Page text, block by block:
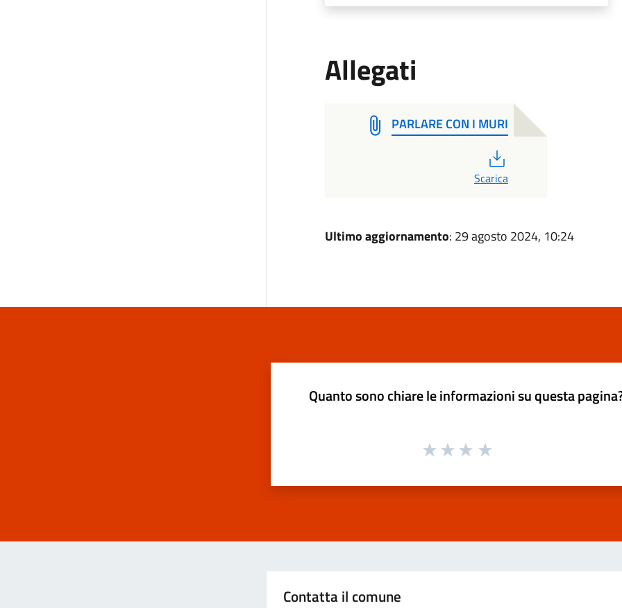
Allegati
PARLARE CON I MURI
Scarica
Ultimo aggiornamento: 29 agosto 2024, 10:24
Quanto sono chiare le informazioni su questa
Contatta il comune